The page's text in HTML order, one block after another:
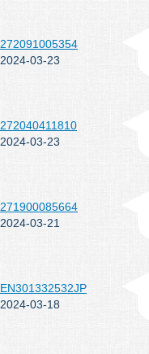
272091005354
2024-03-23
272040411810
2024-03-23
271900085664
2024-03-21
EN301332532JP
2024-03-18